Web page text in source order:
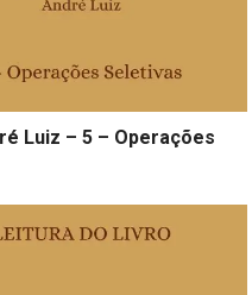
Luiz – 5 – Operações